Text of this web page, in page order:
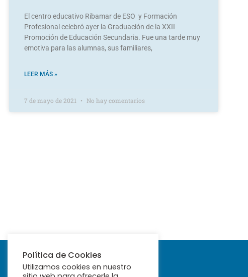
El centro educativo Ribamar de ESO y Formación
Profesional celebró ayer la Graduación de la XXII
Promoción de Educación Secundaria. Fue una tarde muy
emotiva para las alumnas, sus familiares,
LEER MÁS »
7 de mayo de 2021 No hay comentarios
Política de Cookies
Utilizamos cookies en nuestro